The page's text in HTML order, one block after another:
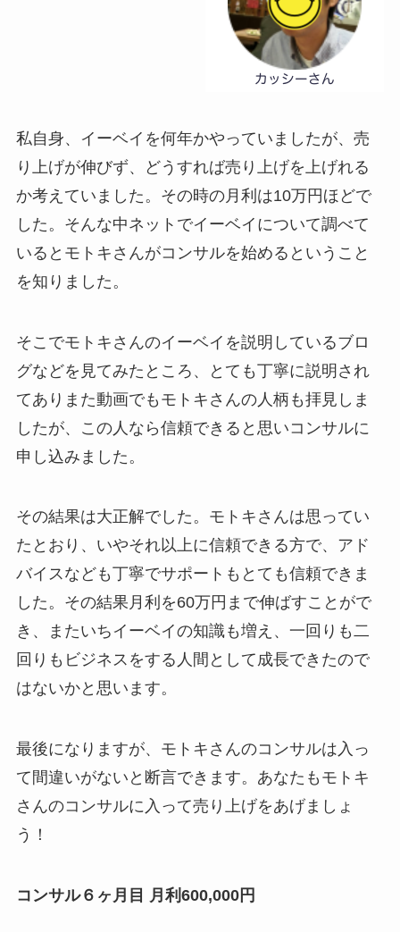
私自身、イーベイを何年かやっていましたが、売
り上げが伸びず、どうすれば売り上げを上げれる
か考えていました。その時の月利は10万円ほどで
した。そんな中ネットでイーベイについて調べて
いるとモトキさんがコンサルを始めるということ
を知りました。
そこでモトキさんのイーベイを説明しているブロ
グなどを見てみたところ、とても丁寧に説明され
てありまた動画でもモトキさんの人柄も拝見しま
したが、この人なら信頼できると思いコンサルに
申し込みました。
その結果は大正解でした。モトキさんは思ってい
たとおり、いやそれ以上に信頼できる方で、アド
バイスなども丁寧でサポートもとても信頼できま
した。その結果月利を60万円まで伸ばすことがで
き、またいちイーベイの知識も増え、一回りも二
回りもビジネスをする人間として成長できたので
はないかと思います。
最後になりますが、モトキさんのコンサルは入っ
て間違いがないと断言できます。あなたもモトキ
さんのコンサルに入って売り上げをあげましょ
う！
コンサル６ヶ月目 月利600,000円